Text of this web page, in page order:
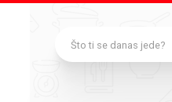
Što ti se danas jede?